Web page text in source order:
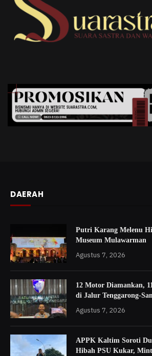
DAERAH
Putri Karang Melenu
Museum Mulawarman
Agustus 7, 2026
12 Motor Diamankan,
di Jalur Tenggarong-
Agustus 7, 2026
APPK Kaltim Soroti
Hibah PSU Kukar,